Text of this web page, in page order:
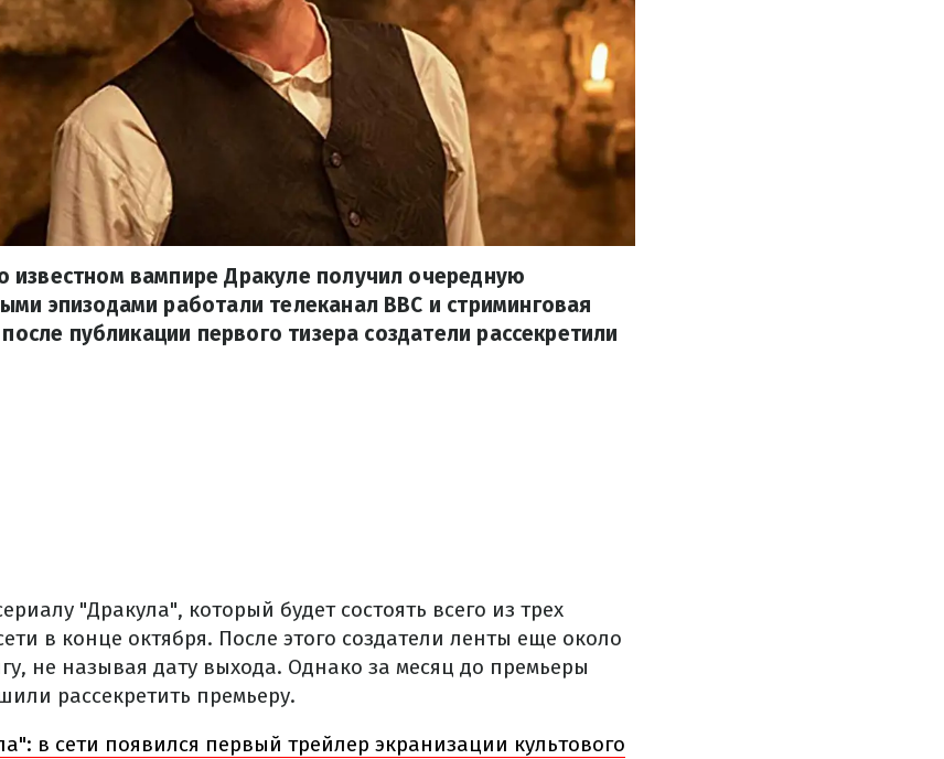
известном вампире Дракуле получил очередную
эпизодами работали телеканал BBC и стриминговая
публикации первого тизера создатели рассекретили
"Дракула", который будет состоять всего из трех
в конце октября. После этого создатели ленты еще около
не называя дату выхода. Однако за месяц до премьеры
рассекретить премьеру.
в сети появился первый трейлер экранизации культового